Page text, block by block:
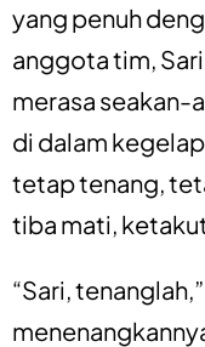
yang penuh
anggota tim,
merasa seakan-
di dalam
tetap tenang,
tiba mati,
“Sari,